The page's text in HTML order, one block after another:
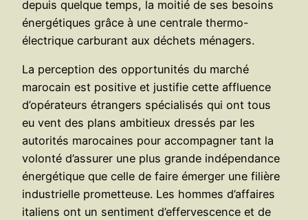
depuis quelque temps, la moitié de ses besoins
énergétiques grâce à une centrale thermo-
électrique carburant aux déchets ménagers.
La perception des opportunités du marché
marocain est positive et justifie cette affluence
d’opérateurs étrangers spécialisés qui ont tous
eu vent des plans ambitieux dressés par les
autorités marocaines pour accompagner tant la
volonté d’assurer une plus grande indépendance
énergétique que celle de faire émerger une filière
industrielle prometteuse. Les hommes d’affaires
italiens ont un sentiment d’effervescence et de